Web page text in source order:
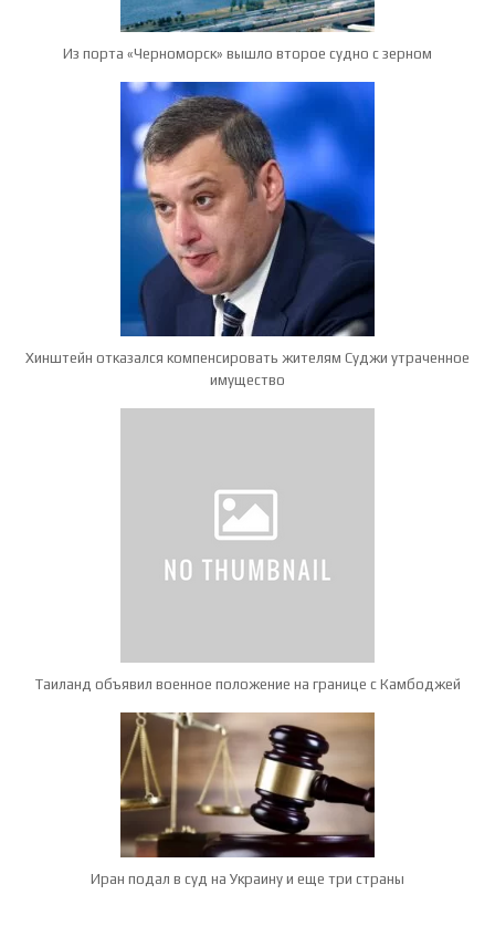
Из порта «Черноморск» вышло второе судно с зерном
Хинштейн отказался компенсировать жителям Суджи утраченное
имущество
Таиланд объявил военное положение на границе с Камбоджей
Иран подал в суд на Украину и еще три страны